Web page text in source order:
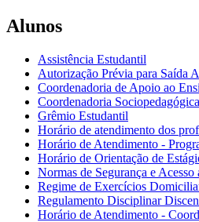
Alunos
Assistência Estudantil
Autorização Prévia para Saída
Coordenadoria de Apoio ao
Coordenadoria
Grêmio Estudantil
Horário de atendimento dos
Horário de Atendimento -
Horário de Orientação de
Normas de Segurança e Acesso
Regime de Exercícios
Regulamento Disciplinar
Horário de Atendimento -